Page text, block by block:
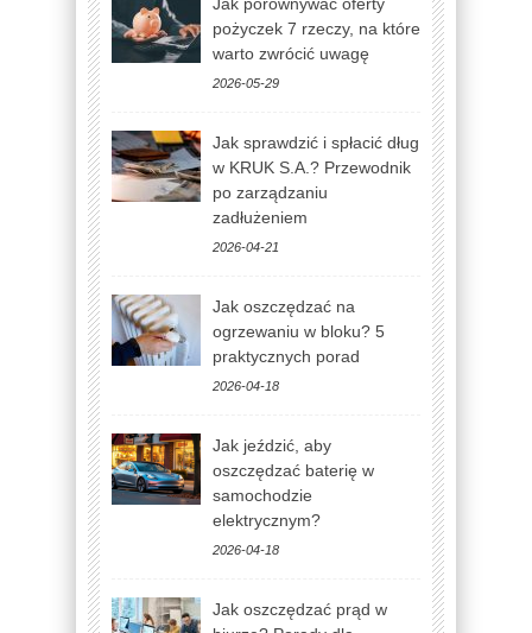
pożyczek 7 rzeczy, na które
warto zwrócić uwagę
2026-05-29
Jak sprawdzić i spłacić dług
w KRUK S.A.? Przewodnik
po zarządzaniu
zadłużeniem
2026-04-21
Jak oszczędzać na
ogrzewaniu w bloku? 5
praktycznych porad
2026-04-18
Jak jeździć, aby
oszczędzać baterię w
samochodzie
elektrycznym?
2026-04-18
Jak oszczędzać prąd w